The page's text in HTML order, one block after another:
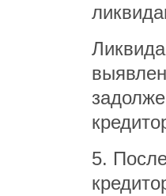
5.